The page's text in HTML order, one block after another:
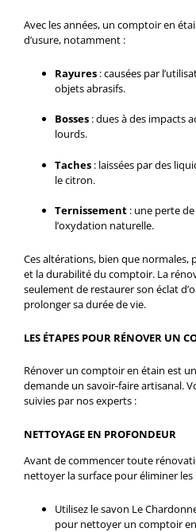
Avec les années, un comptoir en
d’usure, notamment :
Rayures : causées par
objets abrasifs.
Bosses : dues à des impacts
lourds.
Taches : laissées par des
le citron.
Ternissement : une perte
l’oxydation naturelle.
Ces altérations, bien que normales,
et la durabilité du comptoir. La
seulement de restaurer son éclat
prolonger sa durée de vie.
LES ÉTAPES POUR RÉNOVER UN
Rénover un comptoir en étain est
demande un savoir-faire artisanal.
suivies par nos experts :
NETTOYAGE EN PROFONDEUR
Avant de commencer toute
nettoyer la surface pour éliminer les
Utilisez le savon Le
pour nettoyer un comptoir